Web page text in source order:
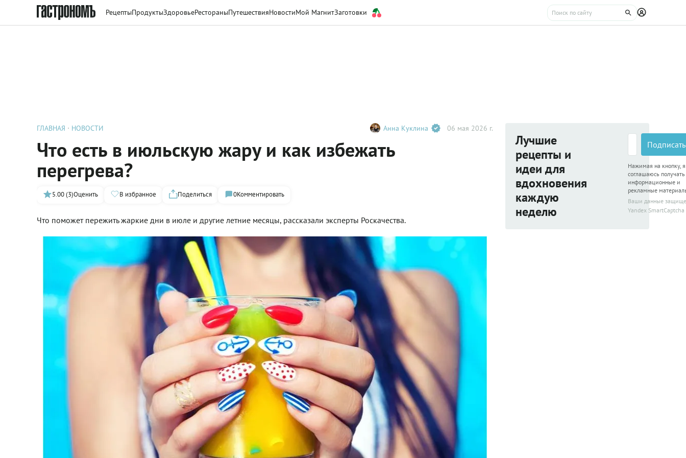
РецептыПродуктыЗдоровьеРестораныПутешествияНовостиМой МагнитЗаготовки
ГЛАВНАЯ НОВОСТИ Анна Куклина 06 мая 2026 г.
Что есть в июльскую жару и как избежать
перегрева?
5.00 (3)Оценить В избранное Поделиться 0Комментировать
Что поможет пережить жаркие дни в июле и другие летние месяцы, рассказали эксперты Роскачества.
Лучшие
рецепты и
идеи для
вдохновения
каждую
неделю
Нажимая на кнопку, я
соглашаюсь получать
информационные и
рекламные
Ваши данные
Yandex SmartCaptcha